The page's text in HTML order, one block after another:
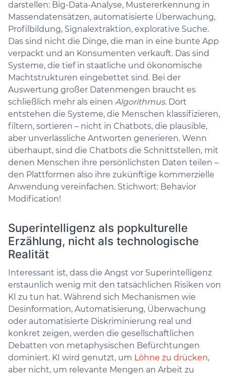
darstellen: Big-Data-Analyse, Mustererkennung in
Massendatensätzen, automatisierte Überwachung,
Profilbildung, Signalextraktion, explorative Suche.
Das sind nicht die Dinge, die man in eine bunte App
verpackt und an Konsumenten verkauft. Das sind
Systeme, die tief in staatliche und ökonomische
Machtstrukturen eingebettet sind. Bei der
Auswertung großer Datenmengen braucht es
schließlich mehr als einen Algorithmus. Dort
entstehen die Systeme, die Menschen klassifizieren,
filtern, sortieren – nicht in Chatbots, die plausible,
aber unverlässliche Antworten generieren. Wenn
überhaupt, sind die Chatbots die Schnittstellen, mit
denen Menschen ihre persönlichsten Daten teilen –
den Plattformen also ihre zukünftige kommerzielle
Anwendung vereinfachen. Stichwort: Behavior
Modification!
Superintelligenz als popkulturelle
Erzählung, nicht als technologische
Realität
Interessant ist, dass die Angst vor Superintelligenz
erstaunlich wenig mit den tatsächlichen Risiken von
KI zu tun hat. Während sich Mechanismen wie
Desinformation, Automatisierung, Überwachung
oder automatisierte Diskriminierung real und
konkret zeigen, werden die gesellschaftlichen
Debatten von metaphysischen Befürchtungen
dominiert. KI wird genutzt, um Löhne zu drücken,
aber nicht, um relevante Mengen an Arbeit zu